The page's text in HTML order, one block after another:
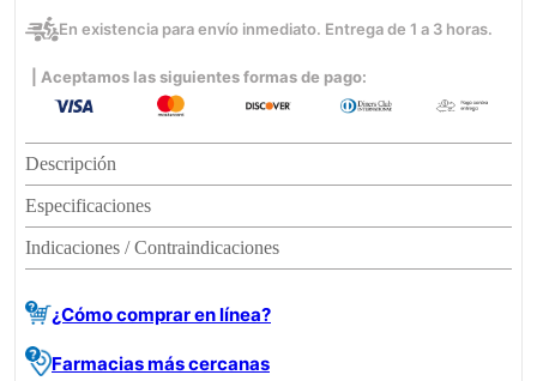
En existencia para envío inmediato. Entrega de 1 a 3 horas.
| Aceptamos las siguientes formas de pago:
Descripción
Especificaciones
Indicaciones / Contraindicaciones
¿Cómo comprar en línea?
Farmacias más cercanas